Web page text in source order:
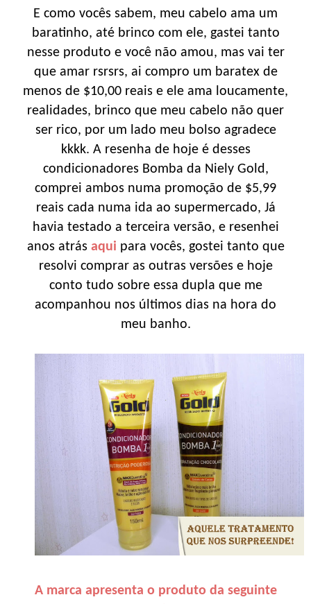
E como vocês sabem, meu cabelo ama um
baratinho, até brinco com ele, gastei tanto
nesse produto e você não amou, mas vai ter
que amar rsrsrs, ai compro um baratex de
menos de $10,00 reais e ele ama loucamente,
realidades, brinco que meu cabelo não quer
ser rico, por um lado meu bolso agradece
kkkk. A resenha de hoje é desses
condicionadores Bomba da Niely Gold,
comprei ambos numa promoção de $5,99
reais cada numa ida ao supermercado, Já
havia testado a terceira versão, e resenhei
anos atrás aqui para vocês, gostei tanto que
resolvi comprar as outras versões e hoje
conto tudo sobre essa dupla que me
acompanhou nos últimos dias na hora do
meu banho.
A marca apresenta o produto da seguinte